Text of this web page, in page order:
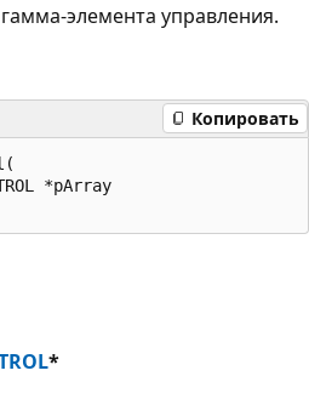
элемента управления.
Копировать
*pArray
*